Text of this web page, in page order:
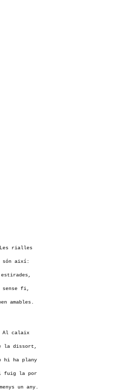
Les rialles
són així:
estirades,
sense fi,
amables.
Al calaix
la dissort,
hi ha plany
fuig la por
un any.